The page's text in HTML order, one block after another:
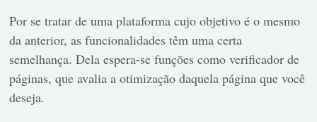
Por se tratar de uma plataforma cujo objetivo é o mesmo
da anterior, as funcionalidades têm uma certa
semelhança. Dela espera-se funções como verificador de
páginas, que avalia a otimização daquela página que você
deseja.